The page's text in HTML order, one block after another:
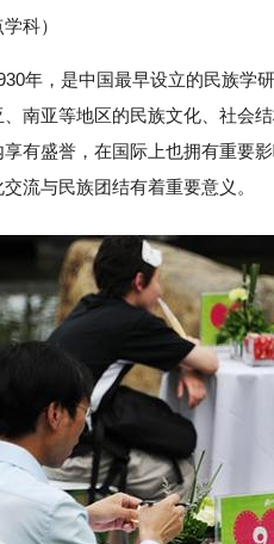
科）
年，是中国最早设立的民族学
南亚等地区的民族文化、社会
有盛誉，在国际上也拥有重要
流与民族团结有着重要意义。